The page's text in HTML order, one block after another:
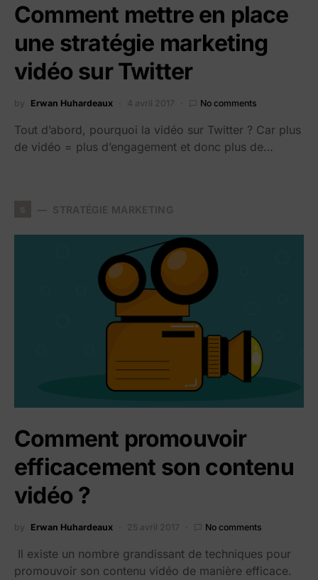
Comment mettre en place
une stratégie marketing
vidéo sur Twitter
by Erwan Huhardeaux 4 avril 2017 No comments
Tout d’abord, pourquoi la vidéo sur Twitter ? Car plus
de vidéo = plus d’engagement et donc plus de…
STRATÉGIE MARKETING
Comment promouvoir
efficacement son contenu
vidéo ?
by Erwan Huhardeaux 25 avril 2017 No comments
Il existe un nombre grandissant de techniques pour
promouvoir son contenu vidéo de manière efficace.